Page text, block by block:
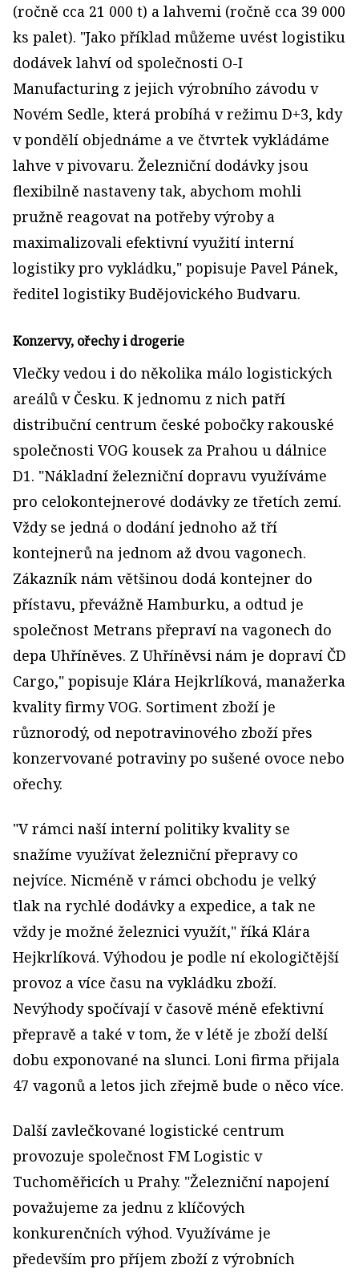
(ročně cca 21 000 t) a lahvemi (ročně cca 39 000
ks palet). "Jako příklad můžeme uvést logistiku
dodávek lahví od společnosti O-I
Manufacturing z jejich výrobního závodu v
Novém Sedle, která probíhá v režimu D+3, kdy
v pondělí objednáme a ve čtvrtek vykládáme
lahve v pivovaru. Železniční dodávky jsou
flexibilně nastaveny tak, abychom mohli
pružně reagovat na potřeby výroby a
maximalizovali efektivní využití interní
logistiky pro vykládku," popisuje Pavel Pánek,
ředitel logistiky Budějovického Budvaru.
Konzervy, ořechy i drogerie
Vlečky vedou i do několika málo logistických
areálů v Česku. K jednomu z nich patří
distribuční centrum české pobočky rakouské
společnosti VOG kousek za Prahou u dálnice
D1. "Nákladní železniční dopravu využíváme
pro celokontejnerové dodávky ze třetích zemí.
Vždy se jedná o dodání jednoho až tří
kontejnerů na jednom až dvou vagonech.
Zákazník nám většinou dodá kontejner do
přístavu, převážně Hamburku, a odtud je
společnost Metrans přepraví na vagonech do
depa Uhříněves. Z Uhříněvsi nám je dopraví ČD
Cargo," popisuje Klára Hejkrlíková, manažerka
kvality firmy VOG. Sortiment zboží je
různorodý, od nepotravinového zboží přes
konzervované potraviny po sušené ovoce nebo
ořechy.
"V rámci naší interní politiky kvality se
snažíme využívat železniční přepravy co
nejvíce. Nicméně v rámci obchodu je velký
tlak na rychlé dodávky a expedice, a tak ne
vždy je možné železnici využít," říká Klára
Hejkrlíková. Výhodou je podle ní ekologičtější
provoz a více času na vykládku zboží.
Nevýhody spočívají v časově méně efektivní
přepravě a také v tom, že v létě je zboží delší
dobu exponované na slunci. Loni firma přijala
47 vagonů a letos jich zřejmě bude o něco více.
Další zavlečkované logistické centrum
provozuje společnost FM Logistic v
Tuchoměřicích u Prahy. "Železniční napojení
považujeme za jednu z klíčových
konkurenčních výhod. Využíváme je
především pro příjem zboží z výrobních